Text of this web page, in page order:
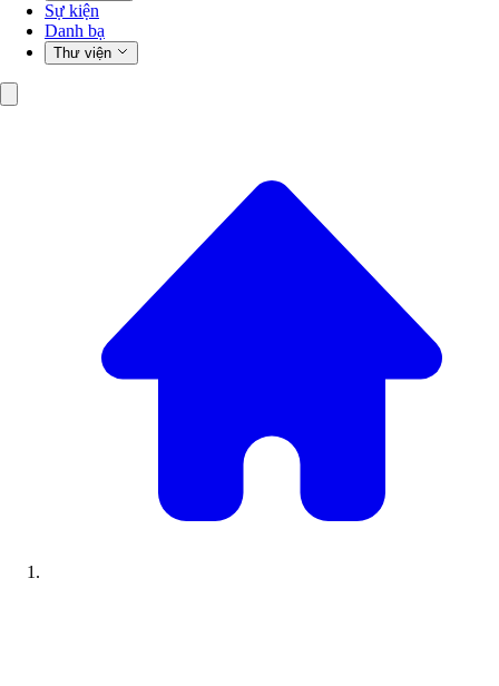
Sự kiện
Danh bạ
Thư viện